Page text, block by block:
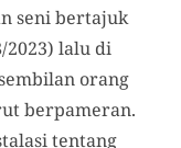
seni bertajuk
2023) lalu di
orang
berpameran.
tentang